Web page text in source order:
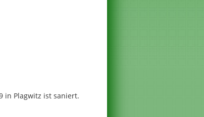
in Plagwitz ist saniert.